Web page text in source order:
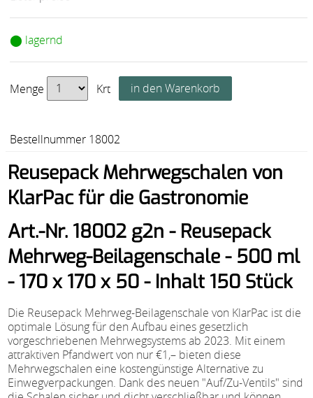
⬤ lagernd
Menge Krt
Bestellnummer 18002
Reusepack Mehrwegschalen von
KlarPac für die Gastronomie
Art.-Nr. 18002 g2n - Reusepack
Mehrweg-Beilagenschale - 500 ml
- 170 x 170 x 50 - Inhalt 150 Stück
Die Reusepack Mehrweg-Beilagenschale von KlarPac ist die
optimale Lösung für den Aufbau eines gesetzlich
vorgeschriebenen Mehrwegsystems ab 2023. Mit einem
attraktiven Pfandwert von nur €1,– bieten diese
Mehrwegschalen eine kostengünstige Alternative zu
Einwegverpackungen. Dank des neuen "Auf/Zu-Ventils" sind